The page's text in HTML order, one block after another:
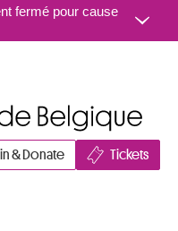
au contenu
fermé pour cause
& Donate Tickets